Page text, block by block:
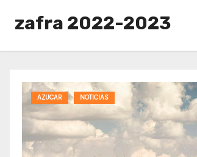
zafra 2022-2023
AZUCAR NOTICIAS